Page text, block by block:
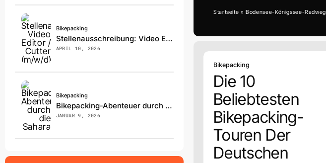
Bikepacking
Stellenausschreibung: Video Editor / Cutter (m/w/d)
APRIL 10, 2026
Bikepacking
Bikepacking-Abenteuer durch die Sahara
JANUAR 9, 2026
Startseite »Bodensee-Königssee-Radweg
Bikepacking
Die 10
Beliebtesten
Bikepacking-
Touren Der
Deutschen